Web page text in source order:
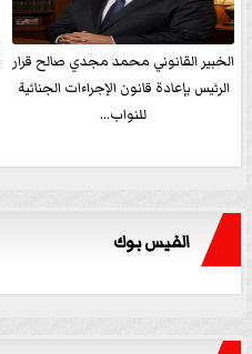
الخبير القانوني محمد مجدي صالح قرار
الرئيس بإعادة قانون الإجراءات الجنائية
للنواب...
الفيس بوك